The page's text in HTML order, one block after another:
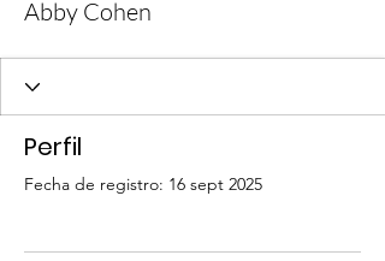
Abby Cohen
Perfil
Fecha de registro: 16 sept 2025